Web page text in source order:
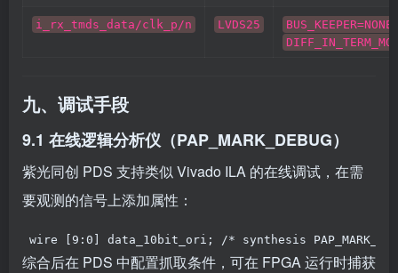
i_rx_tmds_data/clk_p/n LVDS25
BUS_KEEPER=NONE
九、调试手段
9.1 在线逻辑分析仪（PAP_MARK_DEBUG）
紫光同创 PDS 支持类似 Vivado ILA 的在线调试，在需
要观测的信号上添加属性：
wire [ 9 : 0 ] data_10bit_ori ; /* synthesis
综合后在 PDS 中配置抓取条件，可在 FPGA 运行时捕获